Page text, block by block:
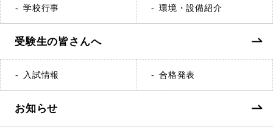
学校行事 環境・設備紹介
受験生の皆さんへ
入試情報 合格発表
お知らせ